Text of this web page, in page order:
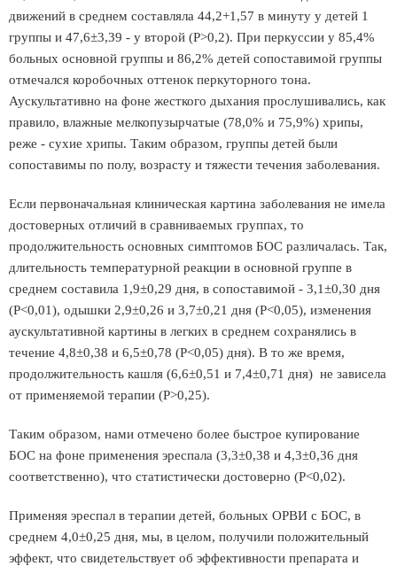
движений в среднем составляла 44,2+1,57 в минуту у детей 1
группы и 47,6±3,39 - у второй (Р>0,2). При перкуссии у 85,4%
больных основной группы и 86,2% детей сопоставимой группы
отмечался коробочных оттенок перкуторного тона.
Аускультативно на фоне жесткого дыхания прослушивались, как
правило, влажные мелкопузырчатые (78,0% и 75,9%) хрипы,
реже - сухие хрипы. Таким образом, группы детей были
сопоставимы по полу, возрасту и тяжести течения заболевания.
Если первоначальная клиническая картина заболевания не имела
достоверных отличий в сравниваемых группах, то
продолжительность основных симптомов БОС различалась. Так,
длительность температурной реакции в основной группе в
среднем составила 1,9±0,29 дня, в сопоставимой - 3,1±0,30 дня
(Р<0,01), одышки 2,9±0,26 и 3,7±0,21 дня (Р<0,05), изменения
аускультативной картины в легких в среднем сохранялись в
течение 4,8±0,38 и 6,5±0,78 (Р<0,05) дня). В то же время,
продолжительность кашля (6,6±0,51 и 7,4±0,71 дня) не зависела
от применяемой терапии (Р>0,25).
Таким образом, нами отмечено более быстрое купирование
БОС на фоне применения эреспала (3,3±0,38 и 4,3±0,36 дня
соответственно), что статистически достоверно (Р<0,02).
Применяя эреспал в терапии детей, больных ОРВИ с БОС, в
среднем 4,0±0,25 дня, мы, в целом, получили положительный
эффект, что свидетельствует об эффективности препарата и